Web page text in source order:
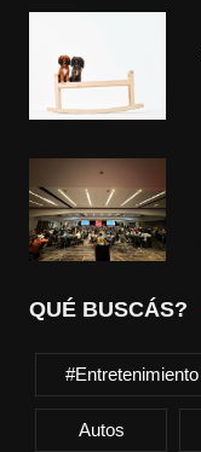
QUÉ BUSCÁS?
#entretenimiento
Autos